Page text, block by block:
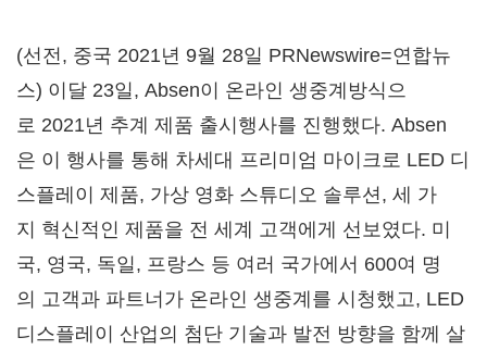
(선전, 중국 2021년 9월 28일 PRNewswire=연합뉴
스) 이달 23일, Absen이 온라인 생중계방식으
로 2021년 추계 제품 출시행사를 진행했다. Absen
은 이 행사를 통해 차세대 프리미엄 마이크로 LED 디
스플레이 제품, 가상 영화 스튜디오 솔루션, 세 가
지 혁신적인 제품을 전 세계 고객에게 선보였다. 미
국, 영국, 독일, 프랑스 등 여러 국가에서 600여 명
의 고객과 파트너가 온라인 생중계를 시청했고, LED
디스플레이 산업의 첨단 기술과 발전 방향을 함께 살